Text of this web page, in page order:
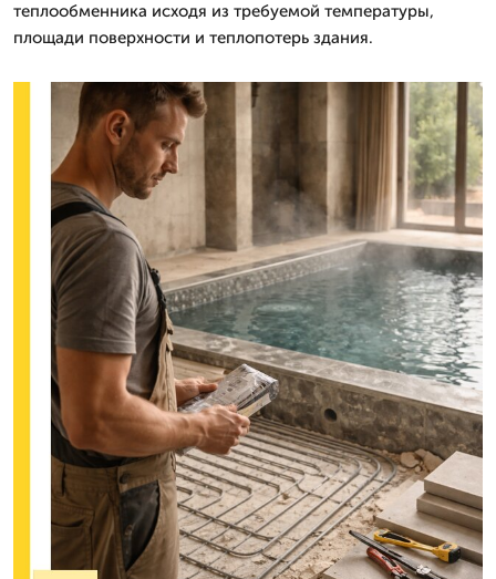
теплообменника исходя из требуемой температуры,
площади поверхности и теплопотерь здания.